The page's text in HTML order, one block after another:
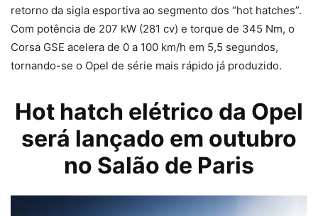
retorno da sigla esportiva ao segmento dos “hot hatches”.
Com potência de 207 kW (281 cv) e torque de 345 Nm, o
Corsa GSE acelera de 0 a 100 km/h em 5,5 segundos,
tornando-se o Opel de série mais rápido já produzido.
Hot hatch elétrico da Opel
será lançado em outubro
no Salão de Paris